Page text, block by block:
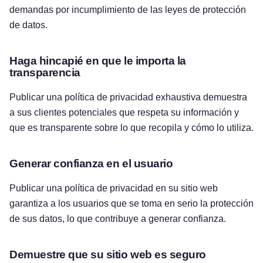
demandas por incumplimiento de las leyes de protección
de datos.
Haga hincapié en que le importa la
transparencia
Publicar una política de privacidad exhaustiva demuestra
a sus clientes potenciales que respeta su información y
que es transparente sobre lo que recopila y cómo lo utiliza.
Generar confianza en el usuario
Publicar una política de privacidad en su sitio web
garantiza a los usuarios que se toma en serio la protección
de sus datos, lo que contribuye a generar confianza.
Demuestre que su sitio web es seguro